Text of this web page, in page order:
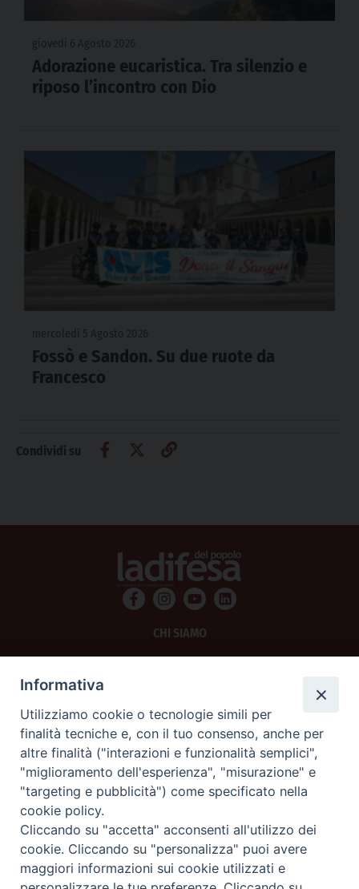
Adorazione eucaristica. Tra silenzio e
riposo l’incontro con Dio
Fossò e Sandon. Su due ruote da
Francesco
Condividi su
CHI SIAMO
SCRIVICI
La Difesa srl - P.iva 05125420280
La Difesa del Popolo percepisce i contributi pubblici all'editoria.
La Difesa del Popolo, tramite la Fisc (Federazione Italiana Settimanali Cattolici)
ha aderito allo IAP (Istituto dell'Autodisciplina Pubblicitaria) accettando il Codice
di Autodisciplina della Comunicazione Commerciale.
La Difesa del Popolo è una testata registrata presso il Tribunale di Padova
decreto del 15 giugno 1950 al n. 37 del registro periodici.
Informativa
Utilizziamo cookie o tecnologie simili per
finalità tecniche e, con il tuo consenso, anche per
altre finalità ("interazioni e funzionalità semplici",
"miglioramento dell'esperienza", "misurazione" e
"targeting e pubblicità") come specificato nella
cookie policy.
Cliccando su "accetta" acconsenti all'utilizzo dei
cookie. Cliccando su "personalizza" puoi avere
maggiori informazioni sui cookie utilizzati e